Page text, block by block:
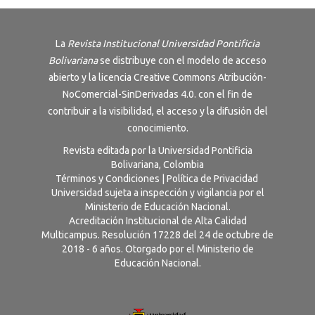
La Revista Institucional Universidad Pontificia
Bolivarianase distribuye con el modelo de acceso
abierto y la licencia Creative Commons Atribución-
NoComercial-SinDerivadas 4.0. con el fin de
contribuir a la visibilidad, el acceso y la difusión del
conocimiento.
Revista editada por la Universidad Pontificia
Bolivariana, Colombia
Términos y Condiciones
Política de Privacidad
Universidad sujeta a inspección y vigilancia por el
Ministerio de Educación Nacional.
Acreditación Institucional de Alta Calidad
Multicampus. Resolución 17228 del 24 de octubre de
2018 - 6 años. Otorgado por el Ministerio de
Educación Nacional.